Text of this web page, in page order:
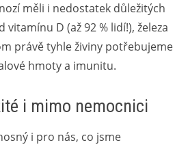
měli i nedostatek důležitých
vitamínu D (až 92 % lidí!), železa
právě tyhle živiny potřebujeme
hmoty a imunitu.
i mimo nemocnici
i pro nás, co jsme